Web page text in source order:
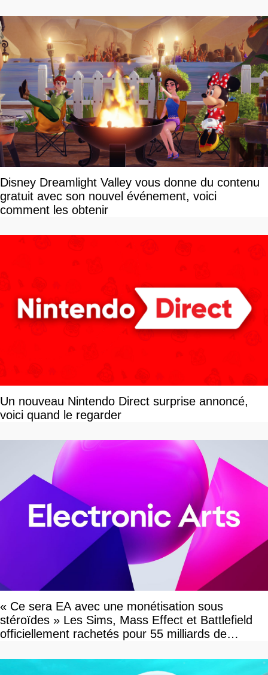
Disney Dreamlight Valley vous donne du contenu
gratuit avec son nouvel événement, voici
comment les obtenir
Un nouveau Nintendo Direct surprise annoncé,
voici quand le regarder
« Ce sera EA avec une monétisation sous
stéroïdes » Les Sims, Mass Effect et Battlefield
officiellement rachetés pour 55 milliards de